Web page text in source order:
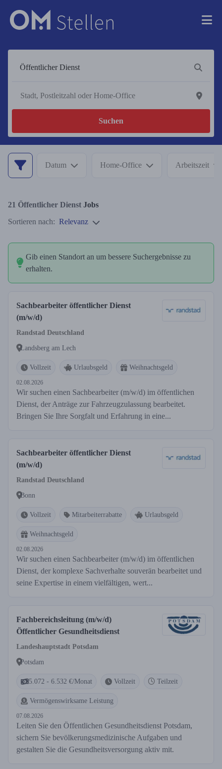
Suchen
Datum Home-Office Arbeitszeit
21 Öffentlicher Dienst Jobs
Sortieren nach: Relevanz
Gib einen Standort an um bessere Suchergebnisse zu
erhalten.
Sachbearbeiter öffentlicher Dienst
(m/w/d)
Randstad Deutschland
Landsberg am Lech
Vollzeit Urlaubsgeld Weihnachtsgeld
02.08.2026
Wir suchen einen Sachbearbeiter (m/w/d) im öffentlichen
Dienst, der Anträge zur Fahrzeugzulassung bearbeitet.
Bringen Sie Ihre Sorgfalt und Erfahrung in eine...
Sachbearbeiter öffentlicher Dienst
(m/w/d)
Randstad Deutschland
Bonn
Vollzeit Mitarbeiterrabatte Urlaubsgeld
Weihnachtsgeld
02.08.2026
Wir suchen einen Sachbearbeiter (m/w/d) im öffentlichen
Dienst, der komplexe Sachverhalte souverän bearbeitet und
seine Expertise in einem vielfältigen, wert...
Fachbereichsleitung (m/w/d)
Öffentlicher Gesundheitsdienst
Landeshauptstadt Potsdam
Potsdam
5.072 - 6.532 €/Monat Vollzeit Teilzeit
Vermögenswirksame Leistung
07.08.2026
Leiten Sie den Öffentlichen Gesundheitsdienst Potsdam,
sichern Sie bevölkerungsmedizinische Aufgaben und
gestalten Sie die Gesundheitsversorgung aktiv mit.